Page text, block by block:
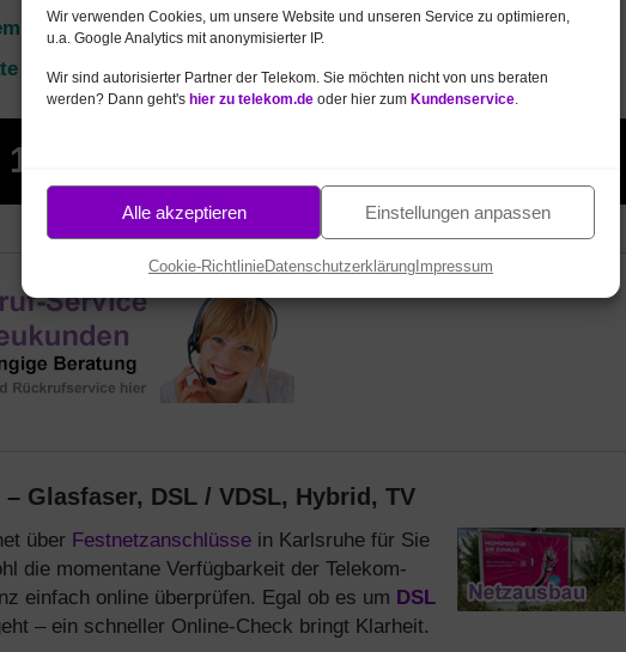
Wir verwenden Cookies, um unsere Website und unseren Service zu optimieren,
u.a. Google Analytics mit anonymisierter IP.
Wir sind autorisierter Partner der Telekom. Sie möchten nicht von uns beraten
werden? Dann geht's hier zu telekom.de oder hier zum Kundenservice.
Alle akzeptieren Einstellungen anpassen
Cookie-RichtlinieDatenschutzerklärung Impressum
Glasfaser Hausanschluss! Infos, Check und Bestellung
ohne Aufpreis-hier bestellen
12
Glasfaser, DSL / VDSL, Hybrid, TV
über Festnetzanschlüsse in Karlsruhe für Sie
die momentane Verfügbarkeit der Telekom-
einfach online überprüfen. Egal ob es um DSL
– ein schneller Online-Check bringt Klarheit.